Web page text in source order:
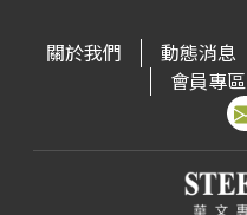
關於我們 動態消息
會員專區